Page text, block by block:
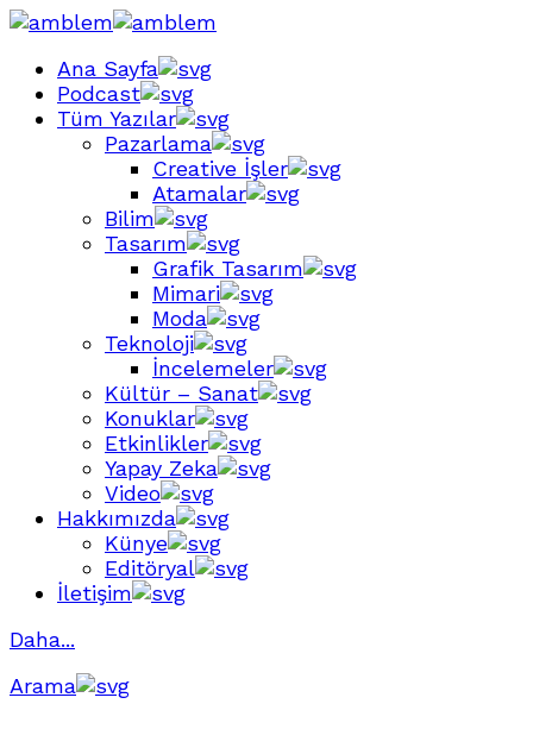
Ana Sayfa
Podcast
Tüm Yazılar
Pazarlama
Creative İşler
Atamalar
Bilim
Tasarım
Grafik Tasarım
Mimari
Moda
Teknoloji
İncelemeler
Kültür – Sanat
Konuklar
Etkinlikler
Yapay Zeka
Video
Hakkımızda
Künye
Editöryal
İletişim
Daha...
Arama